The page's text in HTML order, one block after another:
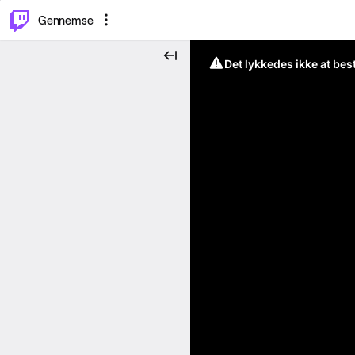
Gennemse
Det lykkedes ikke at